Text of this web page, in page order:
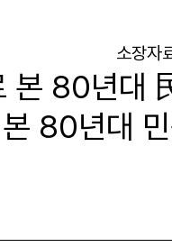
소장자
본 80년대
본 80년대 민